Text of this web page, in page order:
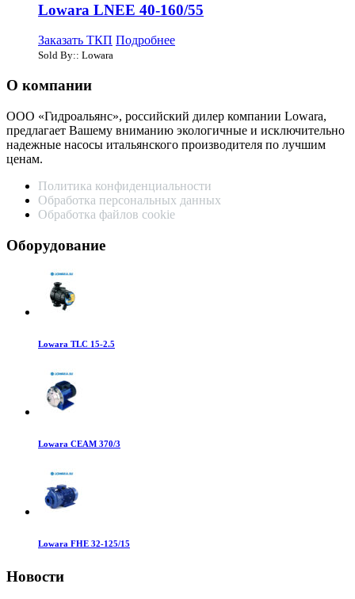
Lowara LNEE 40-160/55
Заказать ТКП Подробнее
Sold By:: Lowara
О компании
ООО «Гидроальянс», российский дилер компании Lowara,
предлагает Вашему вниманию экологичные и исключительно
надежные насосы итальянского производителя по лучшим
ценам.
Политика конфиденциальности
Обработка персональных данных
Обработка файлов cookie
Оборудование
Lowara TLC 15-2.5
Lowara CEAM 370/3
Lowara FHE 32-125/15
Новости